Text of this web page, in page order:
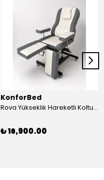
KonforBed
Rova Yükseklik Hareketli Koltuk (Hidrolik) Beyaz-Gri
₺ 16,900.00